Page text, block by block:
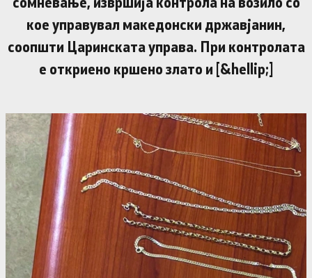
кое управувал македонски државјанин,
соопшти Царинската управа. При контролата
е откриено кршено злато и [&hellip;]